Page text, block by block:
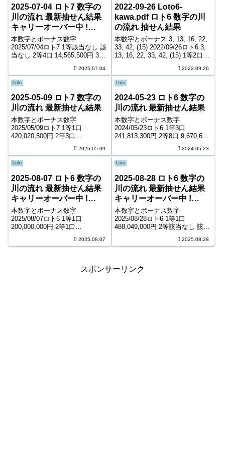
2025-07-04 ロト7 数字の
川の流れ 最新抽せん結果
キャリーオーバー中 !
881,176,280円
本数字とボーナス数字
2025/07/04ロト7 1等該当なし 該
当なし 2等4口 14,565,500円 3等
6,900円 5等89,128口 1,500円 6
等140,583口 1,200円...
2025.07.04
2022-09-26 Loto6-
kawa.pdf ロト6 数字の川
の流れ 抽せん結果
本数字とボーナス 3, 13, 16, 22,
33, 42, (15) 2022/09/26ロト6 3,
13, 16, 22, 33, 42, (15) 1等2口
2022.09.26
Loto
2025-05-09 ロト7 数字の
川の流れ 最新抽せん結果
本数字とボーナス数字
2025/05/09ロト7 1等1口
420,020,500円 2等3口
円 4等6,004口 5,700円 5等
89,063口 1,300円 6等151,776口
...
2025.05.09
Loto
2024-05-23 ロト6 数字の
川の流れ 最新抽せん結果
本数字とボーナス数字
2024/05/23ロト6 1等3口
241,813,300円 2等8口 9,670,600
13,386口 6,500円 5等201,791口
1,000円 キャリーオーバー 0...
2024.05.23
Loto
2025-08-07 ロト6 数字の
川の流れ 最新抽せん結果
キャリーオーバー中 !
25,586,133円
本数字とボーナス数字
2025/08/07ロト6 1等1口
200,000,000円 2等1口
円 4等7,976口 9,600円 5等2025.08.07
Loto
2025-08-28 ロト6 数字の
川の流れ 最新抽せん結果
キャリーオーバー中 !
81,535,997円
本数字とボーナス数字
2025/08/28ロト6 1等1口
488,049,000円 2等該当なし 該当
9,379口 9,900円 5等164,175口
2025.08.28
スポンサーリンク